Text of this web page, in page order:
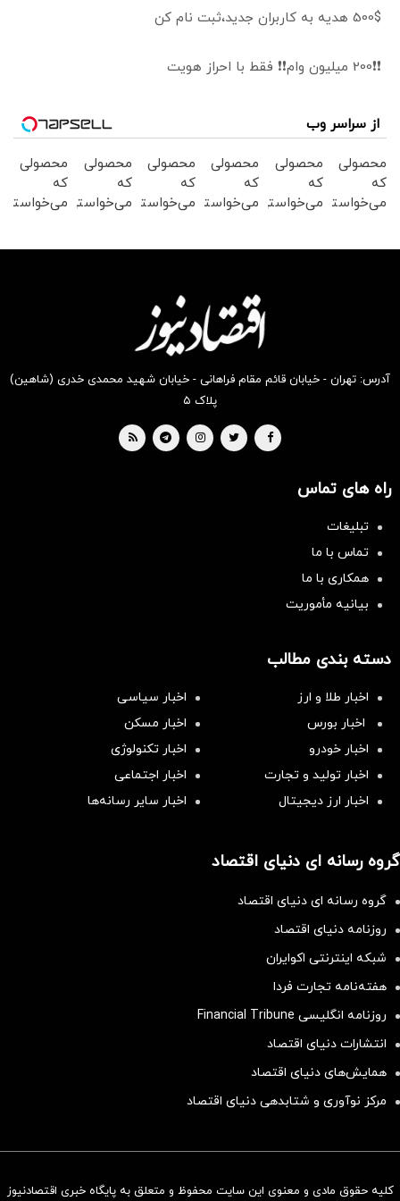
500$ هدیه به کاربران جدید،ثبت نام کن
❗❗200 میلیون وام❗❗ فقط با احراز هویت
از سراسر وب
محصولی
که
می‌خواستی
محصولی
که
می‌خواستی
محصولی
که
می‌خواستی
بخر !
محصولی
که
می‌خواستی
بخر !
محصولی
که
می‌خواستی
محصولی
که
می‌خواستی
آدرس: تهران - خیابان قائم مقام فراهانی - خیابان شهید محمدی خدری (شاهین)
پلاک ۵
راه های تماس
تبلیغات
تماس با ما
همکاری با ما
بیانیه مأموریت
دسته بندی مطالب
اخبار طلا و ارز
اخبار سیاسی
اخبار بورس
اخبار مسکن
اخبار خودرو
اخبار تکنولوژی
اخبار تولید و تجارت
اخبار اجتماعی
اخبار ارز دیجیتال
اخبار سایر رسانه‌‌ها
گروه رسانه ای دنیای اقتصاد
گروه رسانه ای دنیای اقتصاد
روزنامه دنیای اقتصاد
شبکه اینترنتی اکوایران
هفته‌نامه تجارت فردا
روزنامه انگلیسی Financial Tribune
انتشارات دنیای اقتصاد
همایش‌های دنیای اقتصاد
مرکز نوآوری و شتابدهی دنیای اقتصاد
کلیه حقوق مادی و معنوی این سایت محفوظ و متعلق به پایگاه خبری اقتصادنیوز